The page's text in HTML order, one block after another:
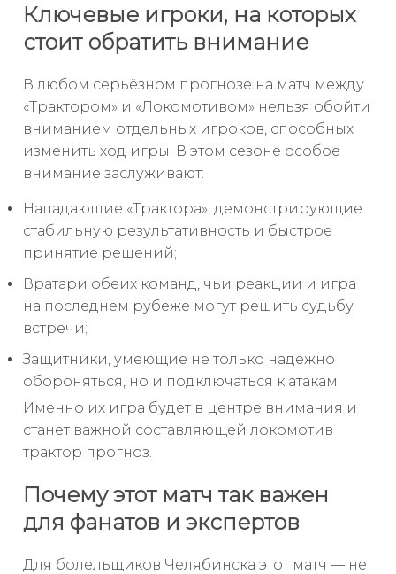
Ключевые игроки, на которых
стоит обратить внимание
В любом серьёзном прогнозе на матч между
«Трактором» и «Локомотивом» нельзя обойти
вниманием отдельных игроков, способных
изменить ход игры. В этом сезоне особое
внимание заслуживают:
Нападающие «Трактора», демонстрирующие
стабильную результативность и быстрое
принятие решений;
Вратари обеих команд, чьи реакции и игра
на последнем рубеже могут решить судьбу
встречи;
Защитники, умеющие не только надежно
обороняться, но и подключаться к атакам.
Именно их игра будет в центре внимания и
станет важной составляющей локомотив
трактор прогноз.
Почему этот матч так важен
для фанатов и экспертов
Для болельщиков Челябинска этот матч — не